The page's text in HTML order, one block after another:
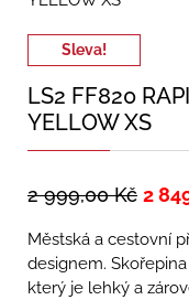
Sleva!
LS2 FF820
YELLOW XS
2 999,00Kč 2
Městská a cestovní
designem.
který je lehký a